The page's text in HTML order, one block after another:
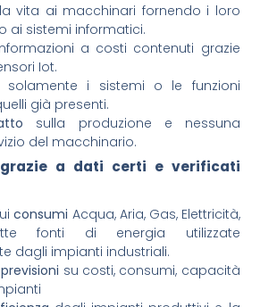
la vita ai macchinari fornendo i loro
ai sistemi informatici.
a costi contenuti grazie
Iot.
solamente i sistemi o le funzioni
già presenti.
sulla produzione e nessuna
del macchinario.
a dati certi e verificati
consumi Acqua, Aria, Gas, Elettricità,
fonti di energia utilizzate
dagli impianti industriali.
previsioni su costi, consumi, capacità